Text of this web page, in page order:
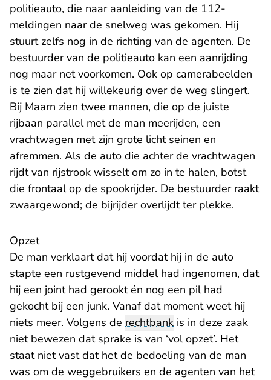
politieauto, die naar aanleiding van de 112-
meldingen naar de snelweg was gekomen. Hij
stuurt zelfs nog in de richting van de agenten. De
bestuurder van de politieauto kan een aanrijding
nog maar net voorkomen. Ook op camerabeelden
is te zien dat hij willekeurig over de weg slingert.
Bij Maarn zien twee mannen, die op de juiste
rijbaan parallel met de man meerijden, een
vrachtwagen met zijn grote licht seinen en
afremmen. Als de auto die achter de vrachtwagen
rijdt van rijstrook wisselt om zo in te halen, botst
die frontaal op de spookrijder. De bestuurder raakt
zwaargewond; de bijrijder overlijdt ter plekke.
Opzet
De man verklaart dat hij voordat hij in de auto
stapte een rustgevend middel had ingenomen, dat
hij een joint had gerookt én nog een pil had
gekocht bij een junk. Vanaf dat moment weet hij
niets meer. Volgens de rechtbank is in deze zaak
niet bewezen dat sprake is van ‘vol opzet’. Het
staat niet vast dat het de bedoeling van de man
was om de weggebruikers en de agenten van het